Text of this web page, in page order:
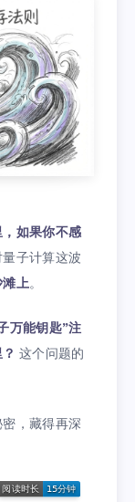
如果你不感
子计算这波
上。
万能钥匙”注
这个问题的
，藏得再深